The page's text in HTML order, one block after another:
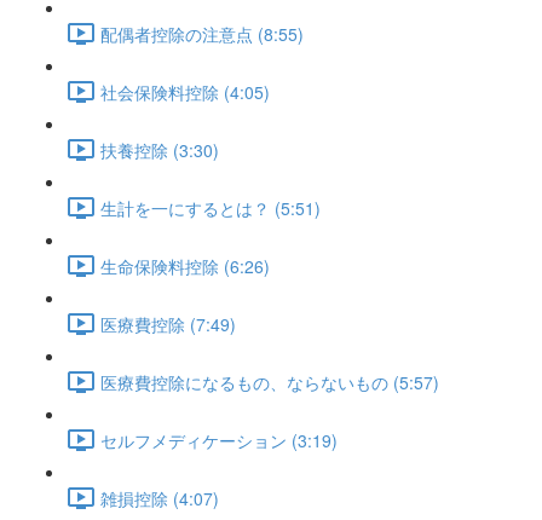
配偶者控除の注意点 (8:55)
社会保険料控除 (4:05)
扶養控除 (3:30)
生計を一にするとは？ (5:51)
生命保険料控除 (6:26)
医療費控除 (7:49)
医療費控除になるもの、ならないもの (5:57)
セルフメディケーション (3:19)
雑損控除 (4:07)